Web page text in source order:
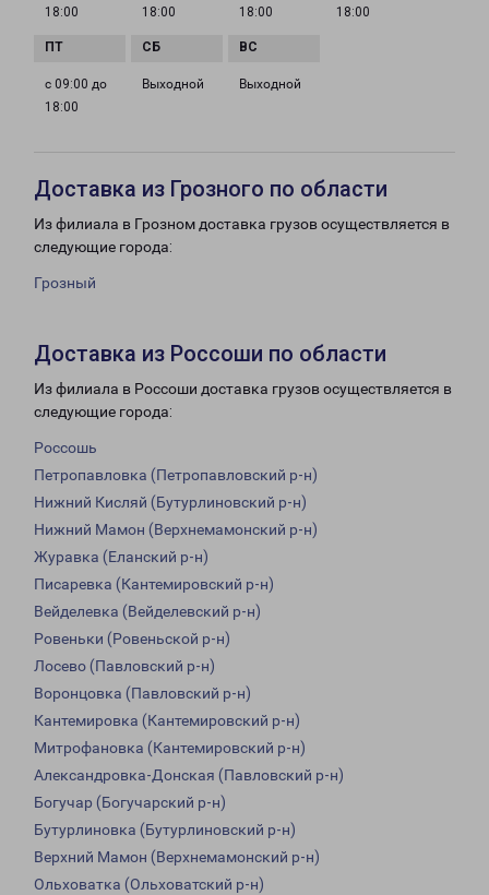
18:00
18:00
18:00
18:00
с 09:00 до
18:00
Выходной Выходной
Доставка из Грозного по области
Из филиала в Грозном доставка грузов осуществляется в
следующие города:
Грозный
Доставка из Россоши по области
Из филиала в Россоши доставка грузов осуществляется в
следующие города:
Россошь
Петропавловка (Петропавловский р-н)
Нижний Кисляй (Бутурлиновский р-н)
Нижний Мамон (Верхнемамонский р-н)
Журавка (Еланский р-н)
Писаревка (Кантемировский р-н)
Вейделевка (Вейделевский р-н)
Ровеньки (Ровеньской р-н)
Лосево (Павловский р-н)
Воронцовка (Павловский р-н)
Кантемировка (Кантемировский р-н)
Митрофановка (Кантемировский р-н)
Александровка-Донская (Павловский р-н)
Богучар (Богучарский р-н)
Бутурлиновка (Бутурлиновский р-н)
Верхний Мамон (Верхнемамонский р-н)
Ольховатка (Ольховатский р-н)